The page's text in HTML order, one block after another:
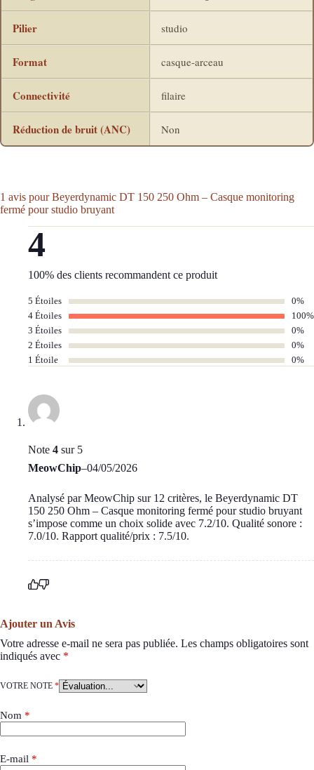
Pilier studio
Format casque-arceau
Connectivité filaire
Réduction de bruit (ANC) Non
1 avis pourBeyerdynamic DT 150 250 Ohm – Casque monitoring
fermé pour studio bruyant
4
100% des clients recommandent ce produit
5 Étoiles
0%
4 Étoiles
100%
3 Étoiles
0%
2 Étoiles
0%
1 Étoile
0%
Note 4 sur 5
MeowChip–04/05/2026
Analysé par MeowChip sur 12 critères, le Beyerdynamic DT
150 250 Ohm – Casque monitoring fermé pour studio bruyant
s’impose comme un choix solide avec 7.2/10. Qualité sonore :
7.0/10. Rapport qualité/prix : 7.5/10.
Ajouter un Avis
Votre adresse e-mail ne sera pas publiée. Les champs obligatoires sont
indiqués avec *
VOTRE NOTE *
Nom *
E-mail *